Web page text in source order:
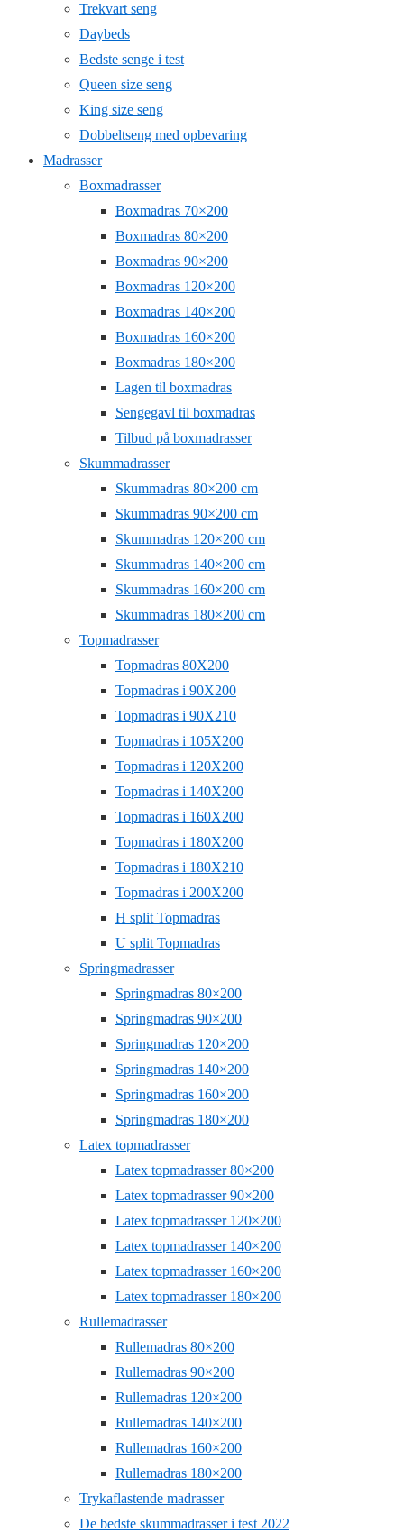
Trekvart seng
Daybeds
Bedste senge i test
Queen size seng
King size seng
Dobbeltseng med opbevaring
Madrasser
Boxmadrasser
Boxmadras 70×200
Boxmadras 80×200
Boxmadras 90×200
Boxmadras 120×200
Boxmadras 140×200
Boxmadras 160×200
Boxmadras 180×200
Lagen til boxmadras
Sengegavl til boxmadras
Tilbud på boxmadrasser
Skummadrasser
Skummadras 80×200 cm
Skummadras 90×200 cm
Skummadras 120×200 cm
Skummadras 140×200 cm
Skummadras 160×200 cm
Skummadras 180×200 cm
Topmadrasser
Topmadras 80X200
Topmadras i 90X200
Topmadras i 90X210
Topmadras i 105X200
Topmadras i 120X200
Topmadras i 140X200
Topmadras i 160X200
Topmadras i 180X200
Topmadras i 180X210
Topmadras i 200X200
H split Topmadras
U split Topmadras
Springmadrasser
Springmadras 80×200
Springmadras 90×200
Springmadras 120×200
Springmadras 140×200
Springmadras 160×200
Springmadras 180×200
Latex topmadrasser
Latex topmadrasser 80×200
Latex topmadrasser 90×200
Latex topmadrasser 120×200
Latex topmadrasser 140×200
Latex topmadrasser 160×200
Latex topmadrasser 180×200
Rullemadrasser
Rullemadras 80×200
Rullemadras 90×200
Rullemadras 120×200
Rullemadras 140×200
Rullemadras 160×200
Rullemadras 180×200
Trykaflastende madrasser
De bedste skummadrasser i test 2022